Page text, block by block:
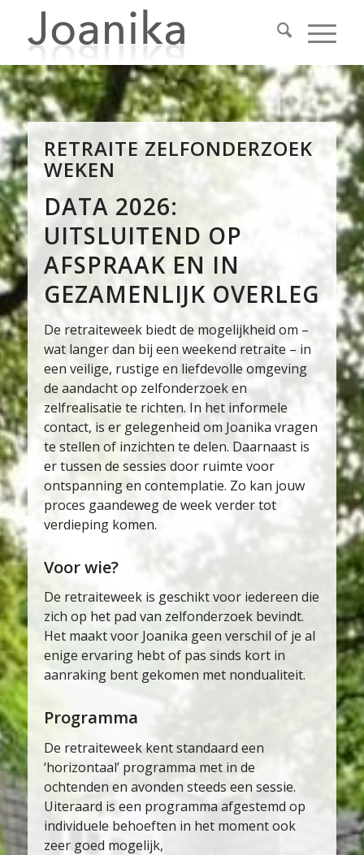
RETRAITE ZELFONDERZOEK
WEKEN
DATA 2026:
UITSLUITEND OP
AFSPRAAK EN IN
GEZAMENLIJK OVERLEG
De retraiteweek biedt de mogelijkheid om –
wat langer dan bij een weekend retraite – in
een veilige, rustige en liefdevolle omgeving
de aandacht op zelfonderzoek en
zelfrealisatie te richten. In het informele
contact, is er gelegenheid om Joanika vragen
te stellen of inzichten te delen. Daarnaast is
er tussen de sessies door ruimte voor
ontspanning en contemplatie. Zo kan jouw
proces gaandeweg de week verder tot
verdieping komen.
Voor wie?
De retraiteweek is geschikt voor iedereen die
zich op het pad van zelfonderzoek bevindt.
Het maakt voor Joanika geen verschil of je al
enige ervaring hebt of pas sinds kort in
aanraking bent gekomen met nondualiteit.
Programma
De retraiteweek kent standaard een
‘horizontaal’ programma met in de
ochtenden en avonden steeds een sessie.
Uiteraard is een programma afgestemd op
individuele behoeften in het moment ook
zeer goed mogelijk,